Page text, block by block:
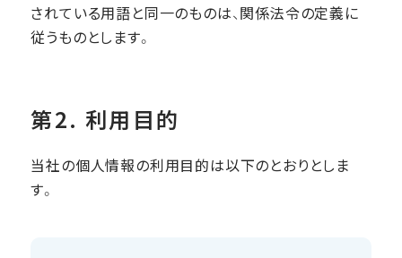
されている用語と同一のものは、関係法令の定義に
従うものとします。
第2. 利用目的
当社の個人情報の利用目的は以下のとおりとしま
す。